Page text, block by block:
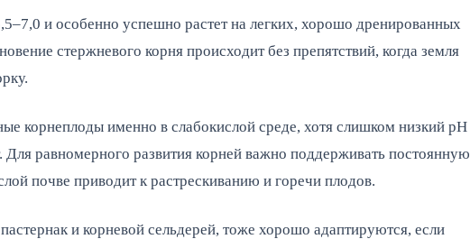
и особенно успешно растет на легких, хорошо дренированных
стержневого корня происходит без препятствий, когда земля
корнеплоды именно в слабокислой среде, хотя слишком низкий pH
равномерного развития корней важно поддерживать постоянную
почве приводит к растрескиванию и горечи плодов.
и корневой сельдерей, тоже хорошо адаптируются, если